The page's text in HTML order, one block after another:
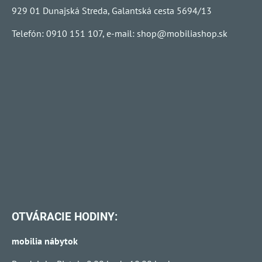
929 01 Dunajská Streda, Galantská cesta 5694/13
Telefón: 0910 151 107, e-mail: shop@mobiliashop.sk
OTVÁRACIE HODINY:
mobilia nábytok